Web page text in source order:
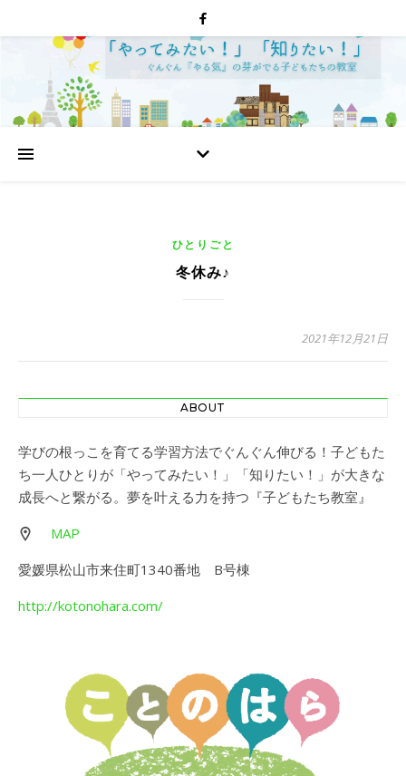
ひとりごと
冬休み♪
2021年12月21日
ABOUT
学びの根っこを育てる学習方法でぐんぐん伸びる！子どもた
ち一人ひとりが「やってみたい！」「知りたい！」が大きな
成長へと繋がる。夢を叶える力を持つ『子どもたち教室』
MAP
愛媛県松山市来住町1340番地 B号棟
http://kotonohara.com/